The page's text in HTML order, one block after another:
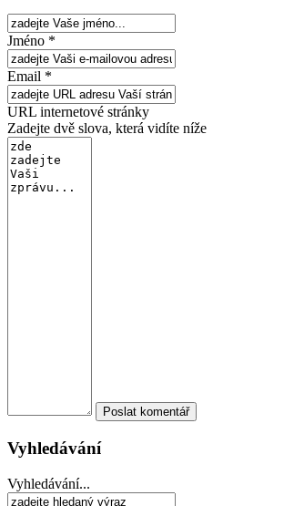
Jméno *
Email *
URL internetové stránky
Zadejte dvě slova, která vidíte níže
Vyhledávání
Vyhledávání...